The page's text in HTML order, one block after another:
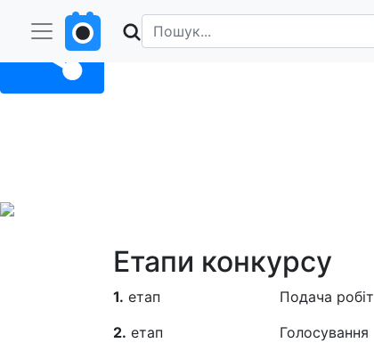
Поділитися
Етапи конкурсу
1. етап Подача робіт
2. етап Голосування